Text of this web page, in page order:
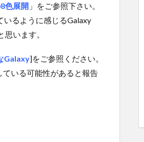
色展開 」をご参照下さい。
るように感じるGalaxy
います。
Galaxy]をご参照ください。
ている可能性があると報告